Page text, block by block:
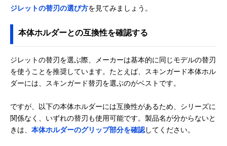
ジレットの替刃の選び方を見てみましょう。
本体ホルダーとの互換性を確認する
ジレットの替刃を選ぶ際、メーカーは基本的に同じモデルの替刃
を使うことを推奨しています。たとえば、スキンガード本体ホル
ダーには、スキンガード替刃を選ぶのがベストです。
ですが、以下の本体ホルダーには互換性があるため、シリーズに
関係なく、いずれの替刃も使用可能です。製品名が分からないと
きは、 本体ホルダーのグリップ部分を確認してください。